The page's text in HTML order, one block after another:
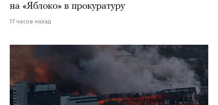
на «Яблоко» в прокуратуру
17 часов назад